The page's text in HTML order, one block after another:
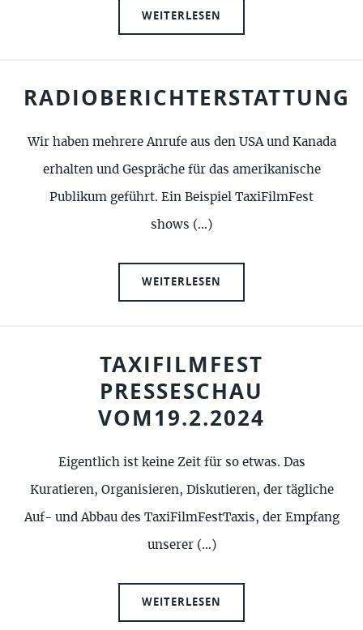
WEITERLESEN
RADIOBERICHTERSTATTUNG
Wir haben mehrere Anrufe aus den USA und Kanada
erhalten und Gespräche für das amerikanische
Publikum geführt. Ein Beispiel TaxiFilmFest
shows (…)
WEITERLESEN
TAXIFILMFEST
PRESSESCHAU
VOM19.2.2024
Eigentlich ist keine Zeit für so etwas. Das
Kuratieren, Organisieren, Diskutieren, der tägliche
Auf- und Abbau des TaxiFilmFestTaxis, der Empfang
unserer (…)
WEITERLESEN